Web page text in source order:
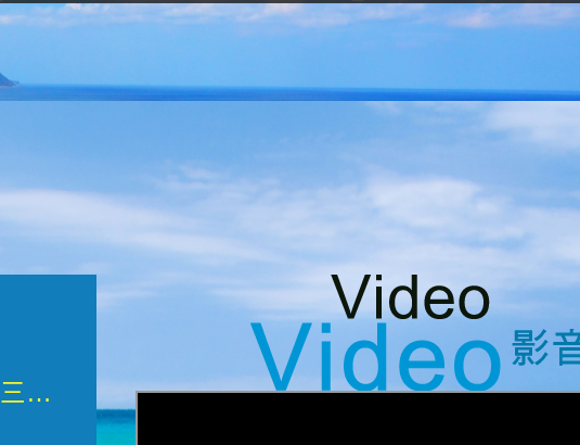
微觀墾丁三部曲 重生....